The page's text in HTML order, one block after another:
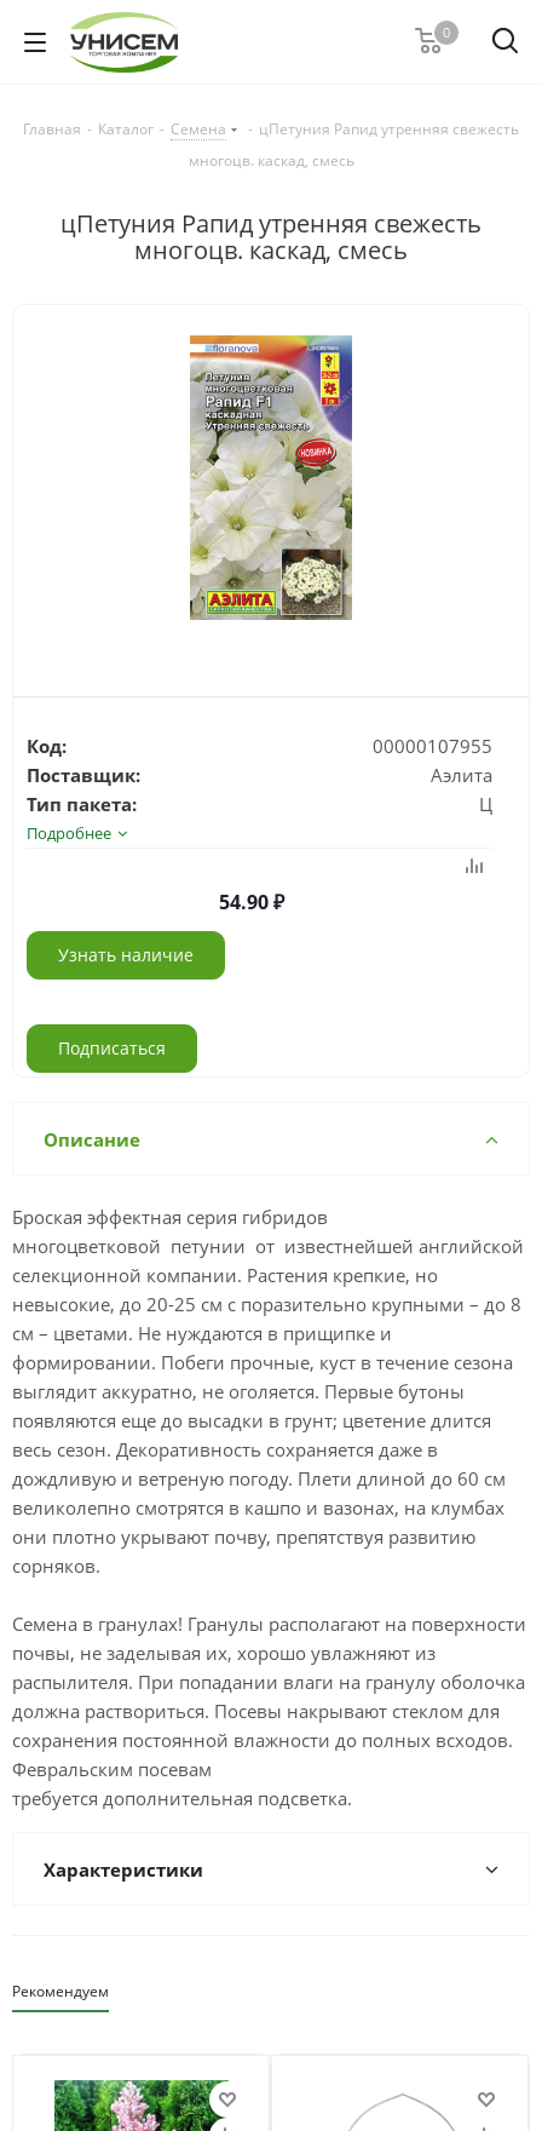
0
Главная - Каталог - Семена - цПетуния Рапид утренняя свежесть
многоцв. каскад, смесь
цПетуния Рапид утренняя свежесть
многоцв. каскад, смесь
Код:
00000107955
Поставщик:
Аэлита
Тип пакета:
Ц
Подробнее
54.90
Узнать наличие
Подписаться
Описание
Броская эффектная серия гибридов
многоцветковой петунии от известнейшей английской
селекционной компании. Растения крепкие, но
невысокие, до 20-25 см с поразительно крупными – до 8
см – цветами. Не нуждаются в прищипке и
формировании. Побеги прочные, куст в течение сезона
выглядит аккуратно, не оголяется. Первые бутоны
появляются еще до высадки в грунт; цветение длится
весь сезон. Декоративность сохраняется даже в
дождливую и ветреную погоду. Плети длиной до 60 см
великолепно смотрятся в кашпо и вазонах, на клумбах
они плотно укрывают почву, препятствуя развитию
сорняков.
Семена в гранулах! Гранулы располагают на поверхности
почвы, не заделывая их, хорошо увлажняют из
распылителя. При попадании влаги на гранулу оболочка
должна раствориться. Посевы накрывают стеклом для
сохранения постоянной влажности до полных всходов.
Февральским посевам
требуется дополнительная подсветка.
Характеристики
Рекомендуем